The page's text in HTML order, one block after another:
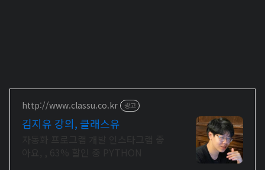
http://www.classu.co.kr 광고
김지유 강의, 클래스유